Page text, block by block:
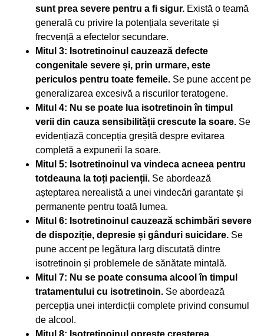
sunt prea severe pentru a fi sigur. Există o teamă
generală cu privire la potențiala severitate și
frecvență a efectelor secundare.
Mitul 3: Isotretinoinul cauzează defecte
congenitale severe și, prin urmare, este
periculos pentru toate femeile. Se pune accent pe
generalizarea excesivă a riscurilor teratogene.
Mitul 4: Nu se poate lua isotretinoin în timpul
verii din cauza sensibilității crescute la soare. Se
evidențiază concepția greșită despre evitarea
completă a expunerii la soare.
Mitul 5: Isotretinoinul va vindeca acneea pentru
totdeauna la toți pacienții. Se abordează
așteptarea nerealistă a unei vindecări garantate și
permanente pentru toată lumea.
Mitul 6: Isotretinoinul cauzează schimbări severe
de dispoziție, depresie și gânduri suicidare. Se
pune accent pe legătura larg discutată dintre
isotretinoin și problemele de sănătate mintală.
Mitul 7: Nu se poate consuma alcool în timpul
tratamentului cu isotretinoin. Se abordează
percepția unei interdicții complete privind consumul
de alcool.
Mitul 8: Isotretinoinul oprește creșterea